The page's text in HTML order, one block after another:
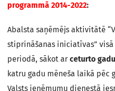
programmā 2014-2022:
Abalsta saņēmējs aktivitātē
stiprināšanas iniciatīvas”
periodā, sākot ar ceturto
katru gadu mēneša laikā pēc
Valsts ieņēmumu dienestā